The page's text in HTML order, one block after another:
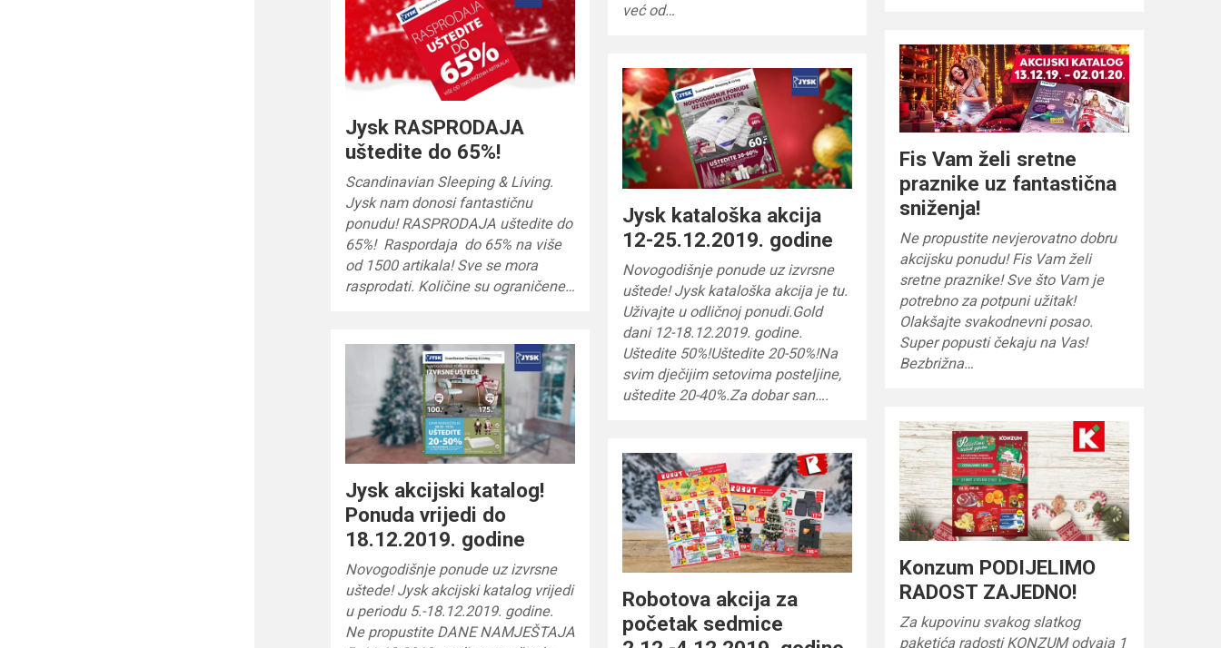
već od…
Jysk RASPRODAJA
uštedite do 65%!
Scandinavian Sleeping & Living.
Jysk nam donosi fantastičnu
ponudu! RASPRODAJA uštedite do
65%! Raspordaja do 65% na više
od 1500 artikala! Sve se mora
rasprodati. Količine su ograničene…
Fis Vam želi sretne
praznike uz fantastična
sniženja!
Ne propustite nevjerovatno dobru
akcijsku ponudu! Fis Vam želi
sretne praznike! Sve što Vam je
potrebno za potpuni užitak!
Olakšajte svakodnevni posao.
Super popusti čekaju na Vas!
Bezbrižna…
Jysk kataloška akcija
12-25.12.2019. godine
Novogodišnje ponude uz izvrsne
uštede! Jysk kataloška akcija je tu.
Uživajte u odličnoj ponudi.Gold
dani 12-18.12.2019. godine.
Uštedite 50%!Uštedite 20-50%!Na
svim dječijim setovima posteljine,
uštedite 20-40%.Za dobar san….
Jysk akcijski katalog!
Ponuda vrijedi do
18.12.2019. godine
Novogodišnje ponude uz izvrsne
uštede! Jysk akcijski katalog vrijedi
u periodu 5.-18.12.2019. godine.
Ne propustite DANE NAMJEŠTAJA
Konzum PODIJELIMO
RADOST ZAJEDNO!
Za kupovinu svakog slatkog
paketića radosti KONZUM odvaja 1
Robotova akcija za
početak sedmice